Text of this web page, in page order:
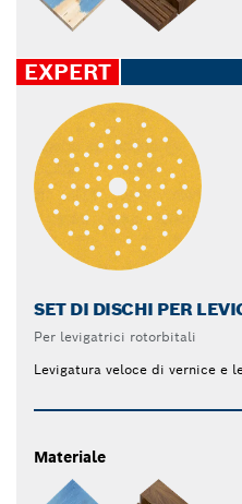
EXPERT
SET DI DISCHI PER
Per levigatrici rotorbitali
Levigatura veloce di vernice e
Materiale